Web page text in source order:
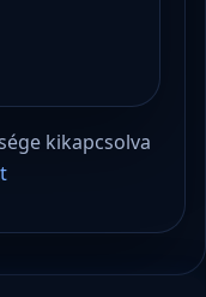
kikapcsolva